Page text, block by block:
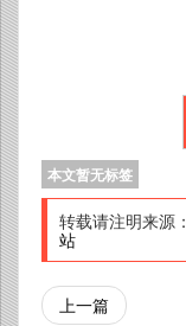
本文暂无标签
转载请注明来源：
站
上一篇